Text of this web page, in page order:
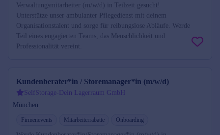
Verwaltungsmitarbeiter (m/w/d) in Teilzeit gesucht!
Unterstütze unser ambulanter Pflegedienst mit deinem
Organisationstalent und sorge für reibungslose Abläufe. Werde
Teil eines engagierten Teams, das Menschlichkeit und
Professionalität vereint.
Kundenberater*in / Storemanager*in (m/w/d)
SelfStorage-Dein Lagerraum GmbH
München
Firmenevents Mitarbeiterrabatte Onboarding